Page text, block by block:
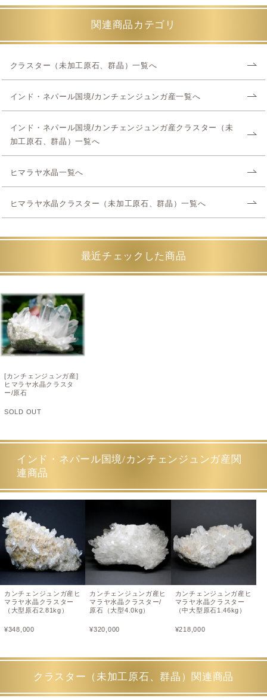
関連商品カテゴリ
クラスター（未加工原石、群晶）一覧へ
インド・ネパール国境/カンチェンジュンガ産一覧へ
インド・ネパール国境/カンチェンジュンガ産クラスター（未
加工原石、群晶）一覧へ
ヒマラヤ水晶一覧へ
ヒマラヤ水晶クラスター（未加工原石、群晶）一覧へ
最近チェックした商品
[カンチェンジュンガ産]
ヒマラヤ水晶クラスタ
ー/原石
SOLD OUT
インド・ネパール国境/カンチェンジュンガ産関
連商品
カンチェンジュンガ産ヒ
マラヤ水晶クラスター
（大型原石2.81kg）
¥348,000
カンチェンジュンガ産ヒ
マラヤ水晶クラスター/
原石（大型4.0kg）
¥320,000
カンチェンジュンガ産ヒ
マラヤ水晶クラスター
（中大型原石1.46kg）
¥218,000
クラスター（未加工原石、群晶）関連商品